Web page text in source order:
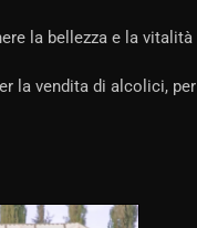
la bellezza e la vitalità
la vendita di alcolici, per